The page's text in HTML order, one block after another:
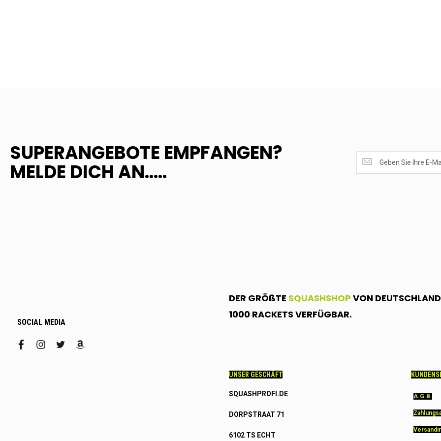
SUPERANGEBOTE EMPFANGEN?
MELDE DICH AN.....
EMPFANGEN?
<br>MELDE
SOCIAL MEDIA
facebookinstagram
twitteramazon
DER GRÖßTE SQUASHSHOP VON
1000 RACKETS VERFÜGBAR.
UNSER GESCHÄFT
SQUASHPROFI.DE
DORPSTRAAT 71
6102 TS ECHT
A.G.B.